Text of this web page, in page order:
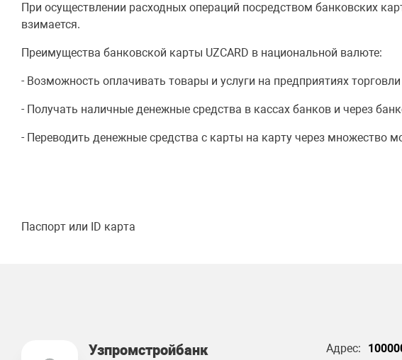
При осуществлении расходных операций посредством банковских
взимается.
Преимущества банковской карты UZCARD в национальной валюте:
- Возможность оплачивать товары и услуги на предприятиях
- Получать наличные денежные средства в кассах банков и через
- Переводить денежные средства с карты на карту через множество
Паспорт или ID карта
Узпромстройбанк Адрес: